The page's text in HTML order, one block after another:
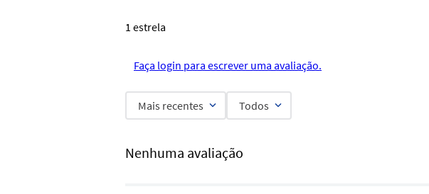
1 estrela
Faça login para escrever uma avaliação.
Mais recentes Todos
Nenhuma avaliação